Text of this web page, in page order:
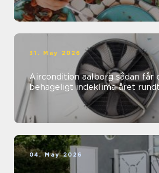
31. May 2026
Aircondition aalborg sådan får du et
behageligt indeklima året rundt
04. May 2026